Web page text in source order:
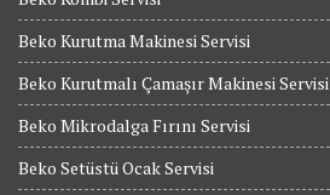
Beko Kurutma Makinesi Servisi
Beko Kurutmalı Çamaşır Makinesi Servisi
Beko Mikrodalga Fırını Servisi
Beko Setüstü Ocak Servisi